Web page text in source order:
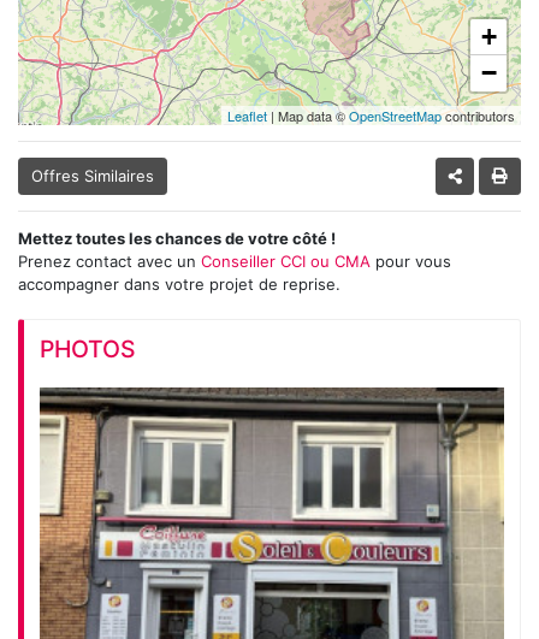
+
−
Leaflet | Map data ©OpenStreetMapcontributors
Offres Similaires
Mettez toutes les chances de votre côté !
Prenez contact avec un Conseiller CCI ou CMA pour vous
accompagner dans votre projet de reprise.
PHOTOS